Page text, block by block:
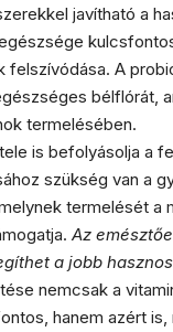
javítható a
felszívódása. A
bélflórát,
termelésében.
is befolyásolja a
szükség van a
termelését a
Az
a jobb
nemcsak a
hanem azért is,